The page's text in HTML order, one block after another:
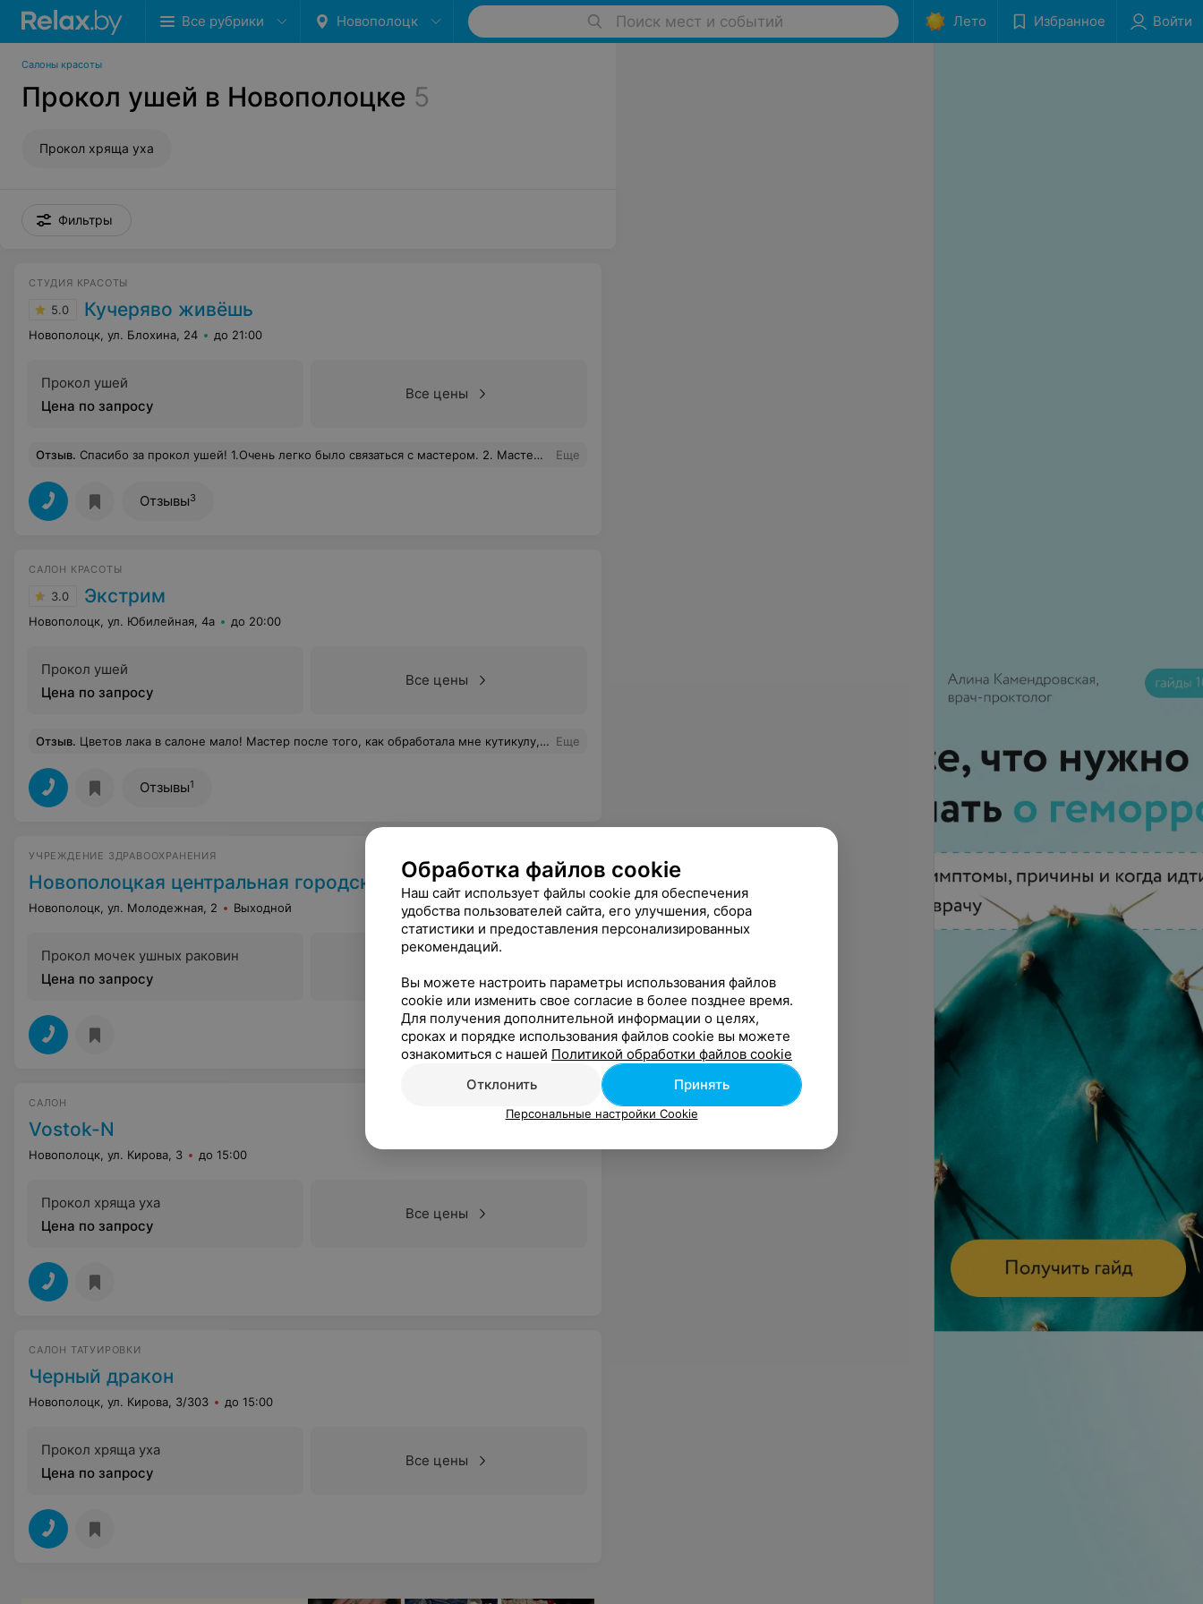
Все рубрики Новополоцк Поиск мест и событий Лето Избранное Войти
Салоны красоты
Прокол ушей в Новополоцке 5
Прокол хряща уха
Фильтры
СТУДИЯ КРАСОТЫ
5.0 Кучеряво живёшь
Новополоцк, ул. Блохина, 24 до 21:00
Прокол ушей
Цена по запросу
Все цены
Отзыв. Спасибо за прокол ушей! 1.Очень легко было связаться с мастером. 2. Мастер подстраиваться под удобное для вас время. 3. Большой выбор серёжек. 4. Пистолет дезинфицируется. 5. Работа выполняется не в перчатках, но с продезинфицироваными руками (перед каждой работой дезинфекция) 6. Интересный способ успокоения боли). 7. В завершении выдаётся памятка по уходу и визитка. очень уютное помещение, очень любезный мастер) В общем, проколом осталась довольна Еще
Отзывы3
САЛОН КРАСОТЫ
3.0 Экстрим
Новополоцк, ул. Юбилейная, 4а до 20:00
Прокол ушей
Цена по запросу
Все цены
Отзыв. Цветов лака в салоне мало! Мастер после того, как обработала мне кутикулу, тем же инструментом подрезала кутикулу и себе, пока мои ногти сохли в лампе. Из-за этого случая появились вопросы к дезинфекции инструментов в салоне! В целом сделали неплохо, но могло быть и лучше. Еще
Отзывы1
УЧРЕЖДЕНИЕ ЗДРАВООХРАНЕНИЯ
Новополоцкая центральная городская больница
Новополоцк, ул. Молодежная, 2 Выходной
Прокол мочек ушных раковин
Цена по запросу
САЛОН
Vostok-N
Новополоцк, ул. Кирова, 3 до 15:00
Прокол хряща уха
Цена по запросу
Все цены
САЛОН ТАТУИРОВКИ
Черный дракон
Новополоцк, ул. Кирова, 3/303 до 15:00
Прокол хряща уха
Цена по запросу
Все цены
Обработка файлов cookie
Наш сайт использует файлы cookie для обеспечения
удобства пользователей сайта, его улучшения, сбора
статистики и предоставления персонализированных
рекомендаций.
Вы можете настроить параметры использования файлов
cookie или изменить свое согласие в более позднее время.
Для получения дополнительной информации о целях,
сроках и порядке использования файлов cookie вы можете
ознакомиться с нашей Политикой обработки файлов cookie
Отклонить
Принять
Персональные настройки Cookie